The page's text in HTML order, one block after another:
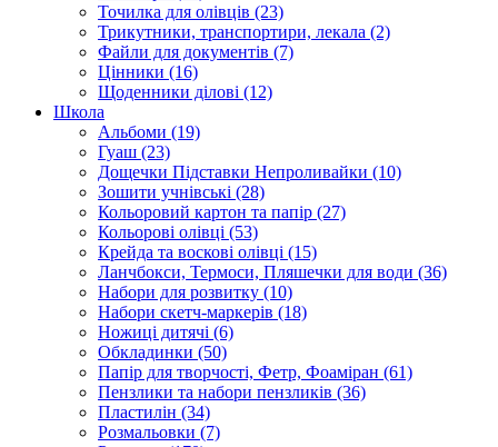
Точилка для олівців (23)
Трикутники, транспортири, лекала (2)
Файли для документів (7)
Цінники (16)
Щоденники ділові (12)
Школа
Альбоми (19)
Гуаш (23)
Дощечки Підставки Непроливайки (10)
Зошити учнівські (28)
Кольоровий картон та папір (27)
Кольорові олівці (53)
Крейда та воскові олівці (15)
Ланчбокси, Термоси, Пляшечки для води (36)
Набори для розвитку (10)
Набори скетч-маркерів (18)
Ножиці дитячі (6)
Обкладинки (50)
Папір для творчості, Фетр, Фоаміран (61)
Пензлики та набори пензликів (36)
Пластилін (34)
Розмальовки (7)